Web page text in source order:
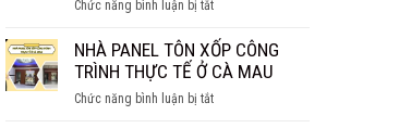
CHO
GIA
ĐÌNH
NHỎ
ĐẸP,
Chức năng bình luận bị tắtở
XPS
CÁCH
CHO
NHÀ PANEL TÔN XỐP CÔNG
TRÌNH THỰC TẾ Ở CÀ MAU
Chức năng bình luận bị tắtở